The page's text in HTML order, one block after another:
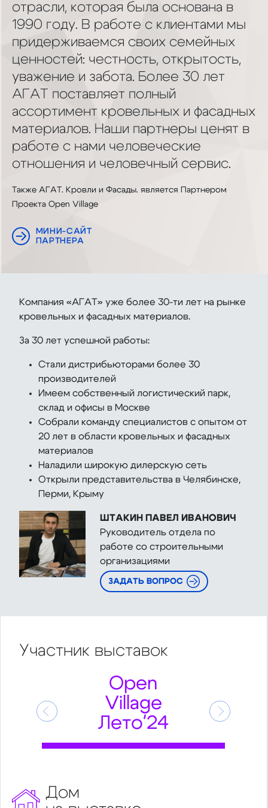
отрасли, которая была основана в
1990 году. В работе с клиентами мы
придерживаемся своих семейных
ценностей: честность, открытость,
уважение и забота. Более 30 лет
АГАТ поставляет полный
ассортимент кровельных и фасадных
материалов. Наши партнеры ценят в
работе с нами человеческие
отношения и человечный сервис.
Также АГАТ. Кровли и Фасады. является Партнером
Проекта Open Village
МИНИ-САЙТ
ПАРТНЕРА
Компания «АГАТ» уже более 30-ти лет на рынке
кровельных и фасадных материалов.
За 30 лет успешной работы:
Стали дистрибьюторами более 30
производителей
Имеем собственный логистический парк,
склад и офисы в Москве
Собрали команду специалистов с опытом от
20 лет в области кровельных и фасадных
материалов
Наладили широкую дилерскую сеть
Открыли представительства в Челябинске,
Перми, Крыму
ШТАКИН ПАВЕЛ ИВАНОВИЧ
Руководитель отдела по
работе со строительными
организациями
ЗАДАТЬ ВОПРОС
Участник выставок
Open
Village
Лето'24
Предыдущий
Дом